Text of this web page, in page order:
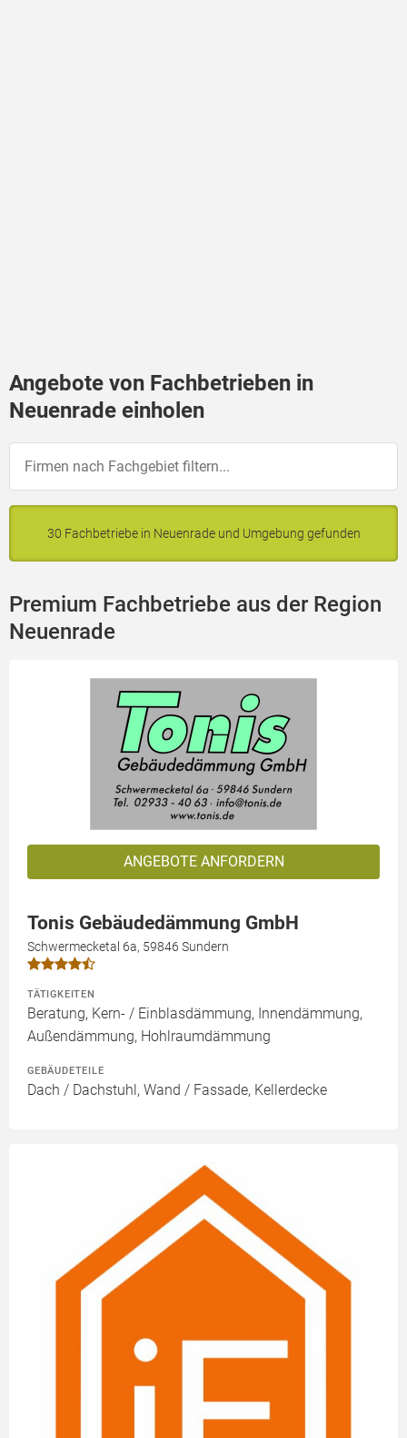
Angebote von Fachbetrieben in
Neuenrade einholen
30 Fachbetriebe in Neuenrade und Umgebung gefunden
Premium Fachbetriebe aus der Region
Neuenrade
ANGEBOTE ANFORDERN
Tonis Gebäudedämmung GmbH
Schwermecketal 6a, 59846 Sundern
TÄTIGKEITEN
Beratung, Kern- / Einblasdämmung, Innendämmung,
Außendämmung, Hohlraumdämmung
GEBÄUDETEILE
Dach / Dachstuhl, Wand / Fassade, Kellerdecke